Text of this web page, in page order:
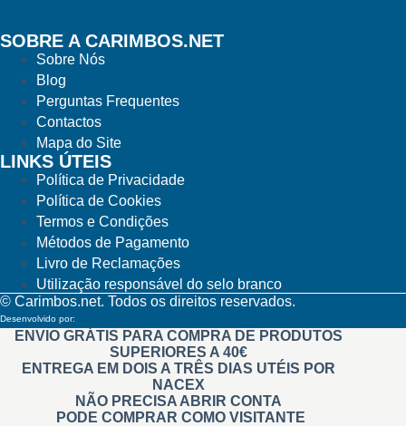
SOBRE A CARIMBOS.NET
Sobre Nós
Blog
Perguntas Frequentes
Contactos
Mapa do Site
LINKS ÚTEIS
Política de Privacidade
Política de Cookies
Termos e Condições
Métodos de Pagamento
Livro de Reclamações
Utilização responsável do selo branco
© Carimbos.net. Todos os direitos reservados.
Desenvolvido por:
ENVIO GRÁTIS PARA COMPRA DE PRODUTOS
SUPERIORES A 40€
ENTREGA EM DOIS A TRÊS DIAS UTÉIS POR
NACEX
NÃO PRECISA ABRIR CONTA
PODE COMPRAR COMO VISITANTE